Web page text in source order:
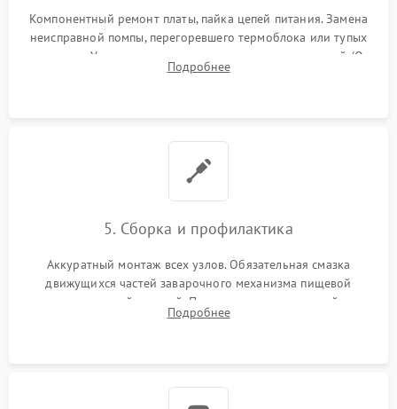
Компонентный ремонт платы, пайка цепей питания. Замена
неисправной помпы, перегоревшего термоблока или тупых
жерновов. Установка новых силиконовых уплотнителей (O-
ring) и тефлоновых трубок для надежного устранения
Подробнее
5. Сборка и профилактика
Аккуратный монтаж всех узлов. Обязательная смазка
движущихся частей заварочного механизма пищевой
силиконовой смазкой. Проведение программной
декальцинации и очистки системы от кофейных масел.
Подробнее